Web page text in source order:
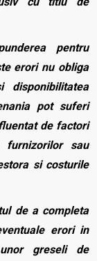
pentru
erori nu obliga
pot suferi
de factori
sau
si costurile
de a completa
erori in
greseli de